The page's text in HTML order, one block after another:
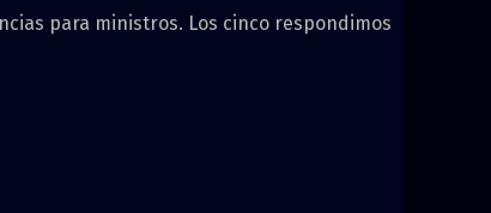
para ministros. Los cinco respondimos